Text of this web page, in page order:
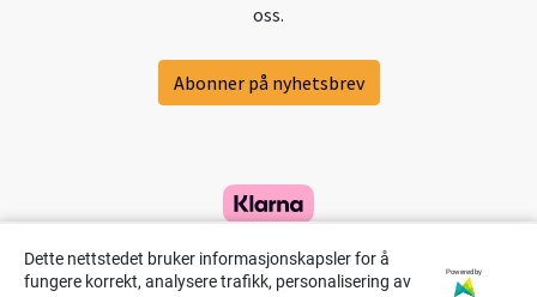
oss.
Abonner på nyhetsbrev
Dette nettstedet bruker informasjonskapsler for å
fungere korrekt, analysere trafikk, personalisering av
Powered by